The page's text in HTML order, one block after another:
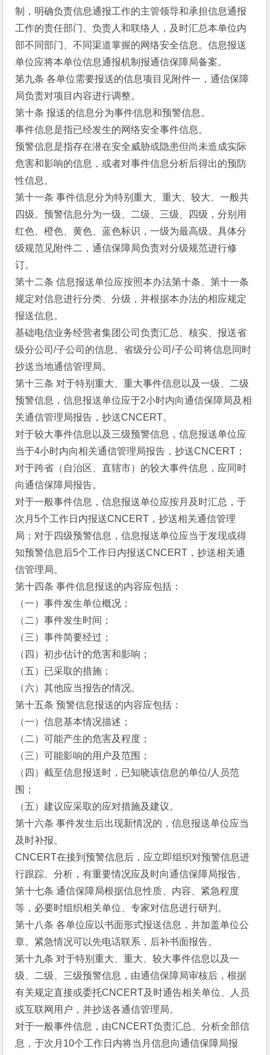
制，明确负责信息通报工作的主管领导和承担信息通报
工作的责任部门、负责人和联络人，及时汇总本单位内
部不同部门、不同渠道掌握的网络安全信息。信息报送
单位应将本单位信息通报机制报通信保障局备案。
第九条 各单位需要报送的信息项目见附件一，通信保障
局负责对项目内容进行调整。
第十条 报送的信息分为事件信息和预警信息。
事件信息是指已经发生的网络安全事件信息。
预警信息是指存在潜在安全威胁或隐患但尚未造成实际
危害和影响的信息，或者对事件信息分析后得出的预防
性信息。
第十一条 事件信息分为特别重大、重大、较大、一般共
四级。预警信息分为一级、二级、三级、四级，分别用
红色、橙色、黄色、蓝色标识，一级为最高级。具体分
级规范见附件二，通信保障局负责对分级规范进行修
订。
第十二条 信息报送单位应按照本办法第十条、第十一条
规定对信息进行分类、分级，并根据本办法的相应规定
报送信息。
基础电信业务经营者集团公司负责汇总、核实、报送省
级分公司/子公司的信息。省级分公司/子公司将信息同时
抄送当地通信管理局。
第十三条 对于特别重大、重大事件信息以及一级、二级
预警信息，信息报送单位应于2小时内向通信保障局及相
关通信管理局报告，抄送CNCERT。
对于较大事件信息以及三级预警信息，信息报送单位应
当于4小时内向相关通信管理局报告，抄送CNCERT；
对于跨省（自治区、直辖市）的较大事件信息，应同时
向通信保障局报告。
对于一般事件信息，信息报送单位应按月及时汇总，于
次月5个工作日内报送CNCERT，抄送相关通信管理
局；对于四级预警信息，信息报送单位应当于发现或得
知预警信息后5个工作日内报送CNCERT，抄送相关通
信管理局。
第十四条 事件信息报送的内容应包括：
（一）事件发生单位概况；
（二）事件发生时间；
（三）事件简要经过；
（四）初步估计的危害和影响；
（五）已采取的措施；
（六）其他应当报告的情况。
第十五条 预警信息报送的内容应包括：
（一）信息基本情况描述；
（二）可能产生的危害及程度；
（三）可能影响的用户及范围；
（四）截至信息报送时，已知晓该信息的单位/人员范
围；
（五）建议应采取的应对措施及建议。
第十六条 事件发生后出现新情况的，信息报送单位应当
及时补报。
CNCERT在接到预警信息后，应立即组织对预警信息进
行跟踪、分析，有重要情况应及时向通信保障局报告。
第十七条 通信保障局根据信息性质、内容、紧急程度
等，必要时组织相关单位、专家对信息进行研判。
第十八条 各单位应以书面形式报送信息，并加盖单位公
章。紧急情况可以先电话联系，后补书面报告。
第十九条 对于特别重大、重大、较大事件信息以及一
级、二级、三级预警信息，由通信保障局审核后，根据
有关规定直接或委托CNCERT及时通告相关单位、人员
或互联网用户，并抄送各通信管理局。
对于一般事件信息，由CNCERT负责汇总、分析全部信
息，于次月10个工作日内将当月信息向通信保障局报